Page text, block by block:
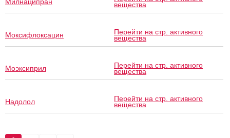
Милнаципран вещества
Моксифлоксацин Перейти на стр. активного
вещества
Моэксиприл Перейти на стр. активного
вещества
Надолол Перейти на стр. активного
вещества